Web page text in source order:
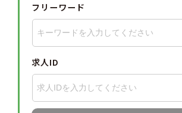
フリーワード
求人ID